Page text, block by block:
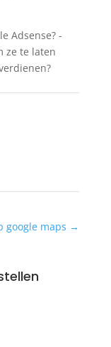
Adsense? -
ze te laten
google maps →